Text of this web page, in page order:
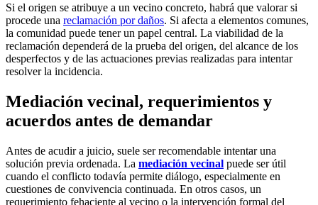
Si el origen se atribuye a un vecino concreto, habrá que valorar si
procede una reclamación por daños. Si afecta a elementos comunes,
la comunidad puede tener un papel central. La viabilidad de la
reclamación dependerá de la prueba del origen, del alcance de los
desperfectos y de las actuaciones previas realizadas para intentar
resolver la incidencia.
Mediación vecinal, requerimientos y
acuerdos antes de demandar
Antes de acudir a juicio, suele ser recomendable intentar una
solución previa ordenada. La mediación vecinal puede ser útil
cuando el conflicto todavía permite diálogo, especialmente en
cuestiones de convivencia continuada. En otros casos, un
requerimiento fehaciente al vecino o la intervención formal del